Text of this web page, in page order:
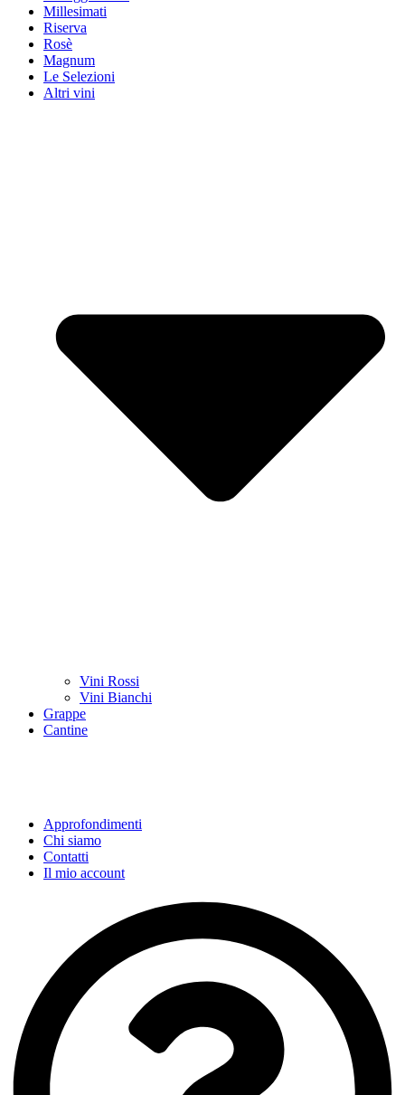
Millesimati
Riserva
Rosè
Magnum
Le Selezioni
Altri vini
Vini Rossi
Vini Bianchi
Grappe
Cantine
Approfondimenti
Chi siamo
Contatti
Il mio account